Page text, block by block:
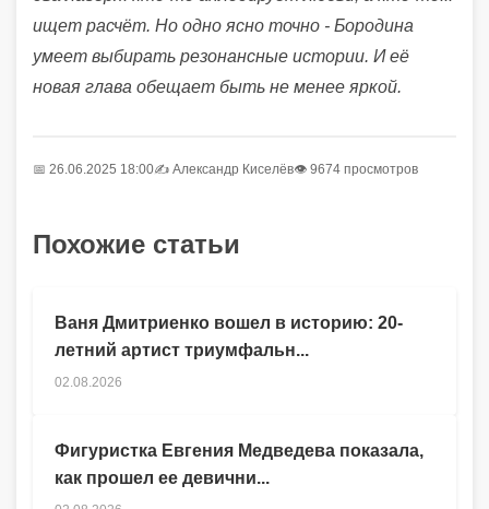
ищет расчёт. Но одно ясно точно - Бородина
умеет выбирать резонансные истории. И её
новая глава обещает быть не менее яркой.
📅 26.06.2025 18:00✍️ Александр Киселёв👁 9674 просмотров
Похожие статьи
Ваня Дмитриенко вошел в историю: 20-
летний артист триумфальн...
02.08.2026
Фигуристка Евгения Медведева показала,
как прошел ее девични...